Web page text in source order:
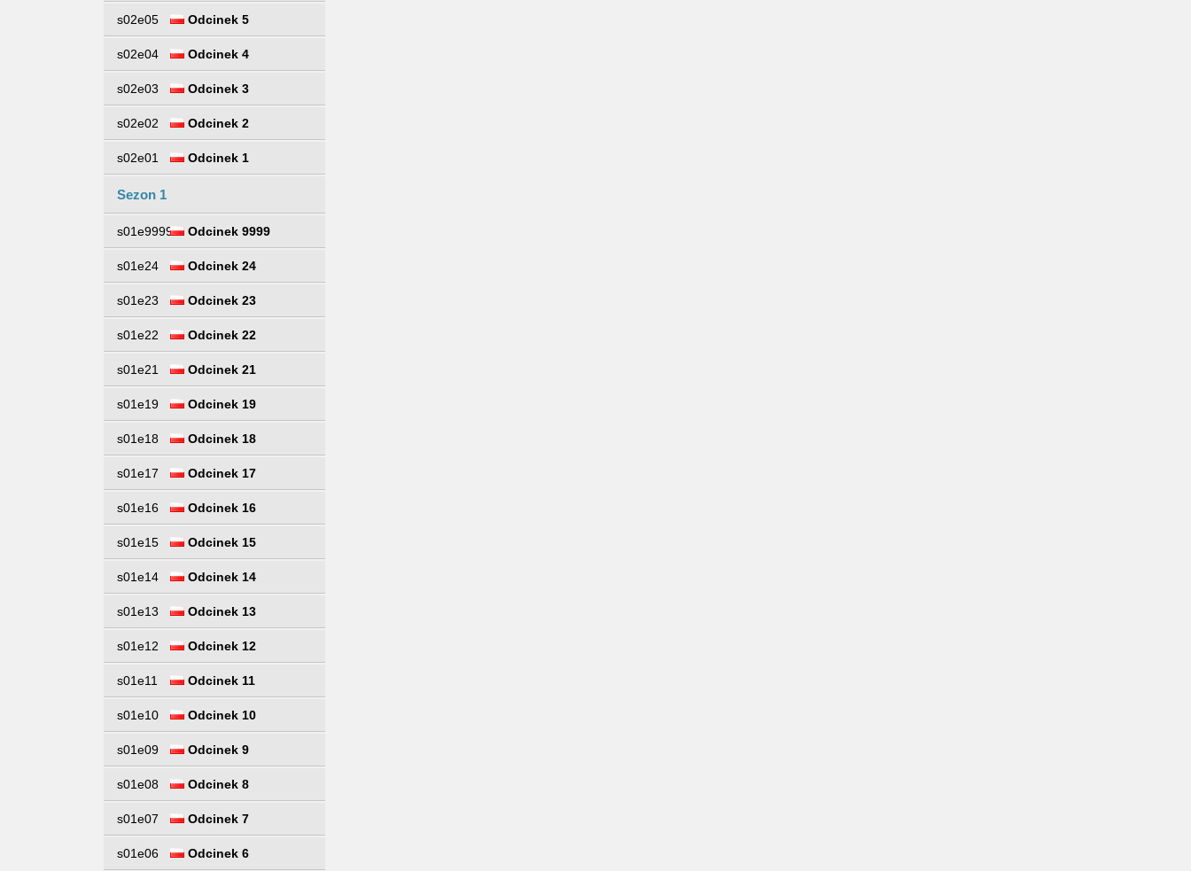
s02e05 Odcinek 5
s02e04 Odcinek 4
s02e03 Odcinek 3
s02e02 Odcinek 2
s02e01 Odcinek 1
Sezon 1
s01e9999 Odcinek 9999
s01e24 Odcinek 24
s01e23 Odcinek 23
s01e22 Odcinek 22
s01e21 Odcinek 21
s01e19 Odcinek 19
s01e18 Odcinek 18
s01e17 Odcinek 17
s01e16 Odcinek 16
s01e15 Odcinek 15
s01e14 Odcinek 14
s01e13 Odcinek 13
s01e12 Odcinek 12
s01e11 Odcinek 11
s01e10 Odcinek 10
s01e09 Odcinek 9
s01e08 Odcinek 8
s01e07 Odcinek 7
s01e06 Odcinek 6